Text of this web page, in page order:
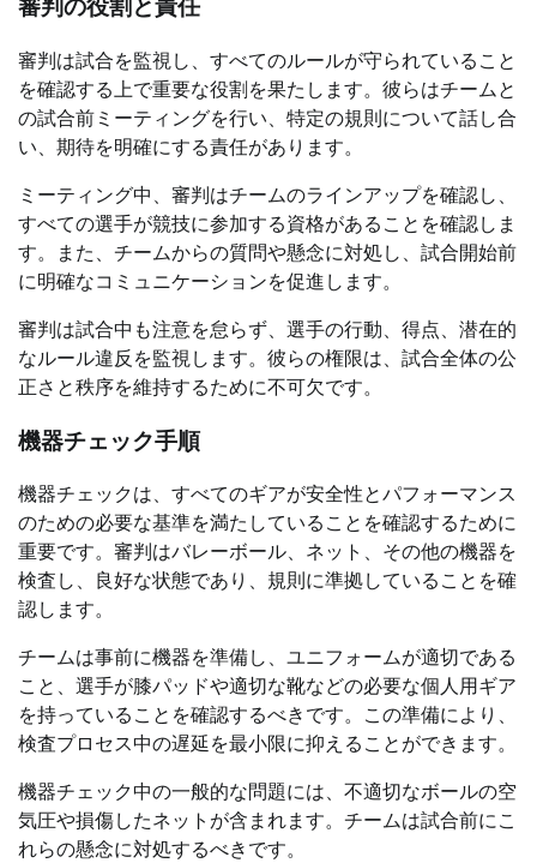
審判の役割と責任
審判は試合を監視し、すべてのルールが守られていること
を確認する上で重要な役割を果たします。彼らはチームと
の試合前ミーティングを行い、特定の規則について話し合
い、期待を明確にする責任があります。
ミーティング中、審判はチームのラインアップを確認し、
すべての選手が競技に参加する資格があることを確認しま
す。また、チームからの質問や懸念に対処し、試合開始前
に明確なコミュニケーションを促進します。
審判は試合中も注意を怠らず、選手の行動、得点、潜在的
なルール違反を監視します。彼らの権限は、試合全体の公
正さと秩序を維持するために不可欠です。
機器チェック手順
機器チェックは、すべてのギアが安全性とパフォーマンス
のための必要な基準を満たしていることを確認するために
重要です。審判はバレーボール、ネット、その他の機器を
検査し、良好な状態であり、規則に準拠していることを確
認します。
チームは事前に機器を準備し、ユニフォームが適切である
こと、選手が膝パッドや適切な靴などの必要な個人用ギア
を持っていることを確認するべきです。この準備により、
検査プロセス中の遅延を最小限に抑えることができます。
機器チェック中の一般的な問題には、不適切なボールの空
気圧や損傷したネットが含まれます。チームは試合前にこ
れらの懸念に対処するべきです。